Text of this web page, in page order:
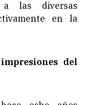
a las diversas
en la
del